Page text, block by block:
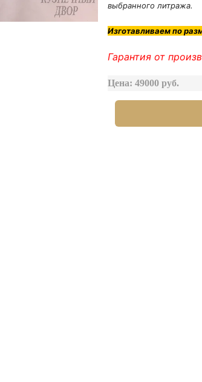
выбранного литража.
Изготавливаем по
Гарантия от
Цена: 49000 руб.